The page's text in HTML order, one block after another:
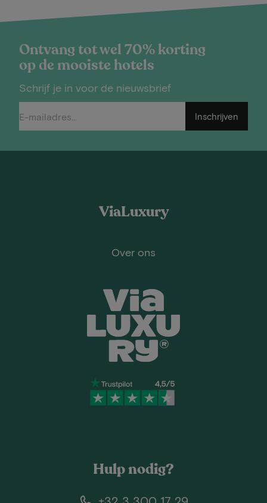
Ontvang tot wel 70% korting
op de mooiste hotels
Schrijf je in voor de nieuwsbrief
Inschrijven
ViaLuxury
Over ons
Hulp nodig?